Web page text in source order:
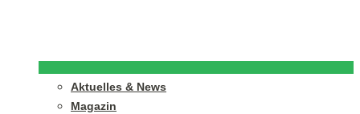
Aktuelles & News
Magazin